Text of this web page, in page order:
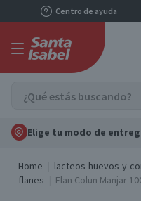
Centro de ayuda
Elige tu modo de
Home lacteos-huevos-y-
flanes
Flan Colun Manjar